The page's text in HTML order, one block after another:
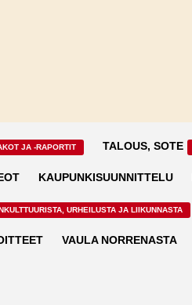
JA -RAPORTIT TALOUS, SOTE
KAUPUNKISUUNNITTELU
URHEILUSTA JA LIIKUNNASTA
VAULA NORRENASTA